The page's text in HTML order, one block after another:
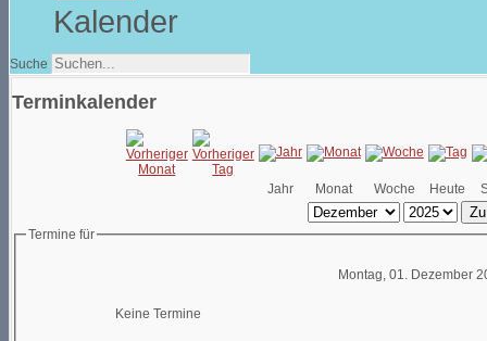
Kalender
Suche
Terminkalender
Jahr Monat Woche Heute
Termine für
Montag, 01. Dezember
Keine Termine